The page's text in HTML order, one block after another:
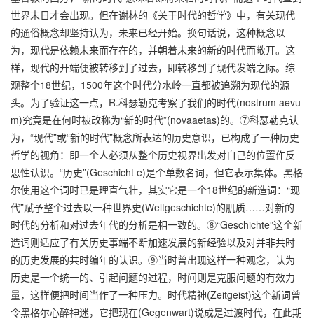
世界末日才会出现。但在谢林的《关于时代的哲学》中，有关现代
的通俗概念却坚持认为，未来已经开始。换句话说，这种概念以
为，现代是依赖未来而存在的，并朝着未来的新的时代而敞开。这
样，现代的开端便被转移到了过去，即转移到了现代发端之际。综
观整个18世纪，1500年这个时代分水岭一直都被追溯为现代的源
头。为了验证这一点，R.科瑟勒克考察了我们的时代(nostrum aevu
m)究竟是在何时被改称为“新的时代”(novaaetas)的。⑦科瑟勒克认
为，“现代”或“新的时代”概念所表达的历史意识，已构成了一种历史
哲学的视角：即一个人必须从整个历史视界出发对自己的位置作反
思性认识。“历史”(Geschicht e)是个单数名词，但它表示集体。黑格
尔使用这个词时已是理直气壮，其实它是一个18世纪的新造词：“现
代”赋予整个过去以一种世界史(Weltgeschichte)的肌质……对新的
时代的分析和对过去年代的分析是相一致的。⑧“Geschichte”这个新
造词则适应了有关历史事端不断加速发展的新经验以及对并非共时
的历史发展的共时编年的认识。⑨当时曾出现这样一种观念，认为
历史是一个统一的、引起问题的过程，时间则是克服问题的有效力
量，这样便把时间当作了一种压力。时代精神(Zeitgeist)这个新词曾
令黑格尔心醉神迷，它把现在(Gegenwart)说成是过渡时代，在此期